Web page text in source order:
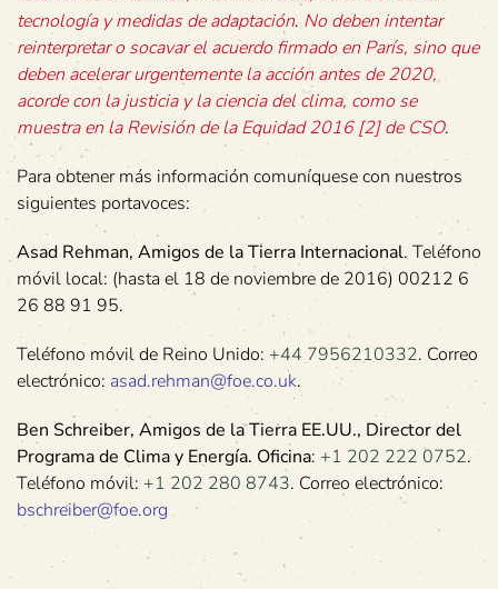
tecnología y medidas de adaptación. No deben intentar
reinterpretar o socavar el acuerdo firmado en París, sino que
deben acelerar urgentemente la acción antes de 2020,
acorde con la justicia y la ciencia del clima, como se
muestra en la Revisión de la Equidad 2016 [2] de CSO.
Para obtener más información comuníquese con nuestros
siguientes portavoces:
Asad Rehman, Amigos de la Tierra Internacional. Teléfono
móvil local: (hasta el 18 de noviembre de 2016) 00212 6
26 88 91 95.
Teléfono móvil de Reino Unido: +44 7956210332. Correo
electrónico: asad.rehman@foe.co.uk.
Ben Schreiber, Amigos de la Tierra EE.UU., Director del
Programa de Clima y Energía. Oficina: +1 202 222 0752.
Teléfono móvil: +1 202 280 8743. Correo electrónico:
bschreiber@foe.org